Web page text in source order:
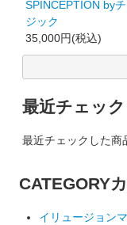
SPINCEPTION by
ジック
35,000円(税込)
最近チェッ
最近チェックした商
CATEGORY
イリュージョン